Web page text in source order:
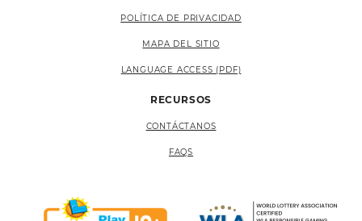
POLÍTICA DE PRIVACIDAD
MAPA DEL SITIO
LANGUAGE ACCESS (PDF)
RECURSOS
CONTÁCTANOS
FAQS